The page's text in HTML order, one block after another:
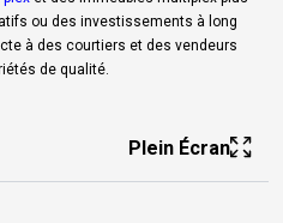
ou des investissements à long
à des courtiers et des vendeurs
de qualité.
Plein Écran